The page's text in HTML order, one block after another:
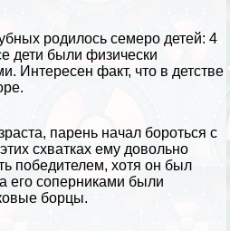
родилось семеро детей: 4
дети были физически
Интересен факт, что в детстве
парень начал бороться с
схватках ему довольно
победителем, хотя он был
его соперниками были
борцы.